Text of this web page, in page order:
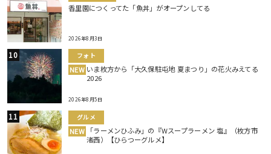
香里園につくってた「魚丼」がオープンしてる
2026年8月3日
フォト
NEW いま枚方から「大久保駐屯地 夏まつり」の花火みえてる
2026
2026年8月5日
グルメ
NEW
「ラーメンひふみ」の『Wスープラーメン 塩』（枚方市
渚西）【ひらつーグルメ】